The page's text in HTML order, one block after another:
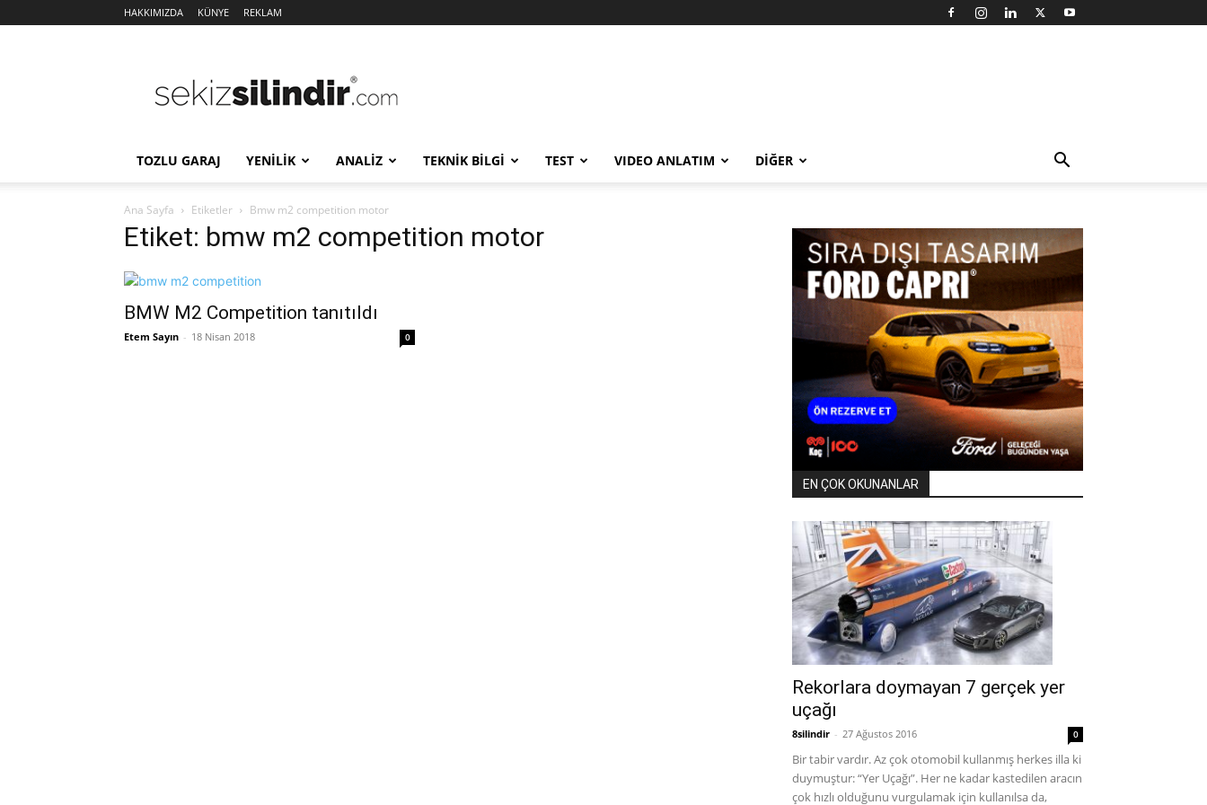
HAKKIMIZDA KÜNYE REKLAM
Silindir
TOZLU GARAJ YENİLİK ANALİZ TEKNİK BİLGİ TEST VIDEO ANLATIM DİĞER
Ana Sayfa Etiketler Bmw m2 competition motor
Etiket: bmw m2 competition motor
BMW M2 Competition tanıtıldı
Etem Sayın - 18 Nisan 2018 0
EN ÇOK OKUNANLAR
Rekorlara doymayan 7 gerçek yer
uçağı
8silindir - 27 Ağustos 2016 0
Bir tabir vardır. Az çok otomobil kullanmış herkes illa ki
duymuştur: “Yer Uçağı”. Her ne kadar kastedilen aracın
çok hızlı olduğunu vurgulamak için kullanılsa da,